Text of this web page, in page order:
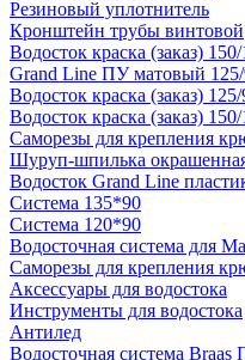
Резиновый уплотнитель
Кронштейн трубы винтовой
Водосток краска (заказ)
Grand Line ПУ матовый
Водосток краска (заказ)
Водосток краска (заказ)
Саморезы для крепления
Шуруп-шпилька
Водосток Grand Line
Система 135*90
Система 120*90
Водосточная система для
Саморезы для крепления
Аксессуары для водостока
Инструменты для водостока
Антилед
Водосточная система